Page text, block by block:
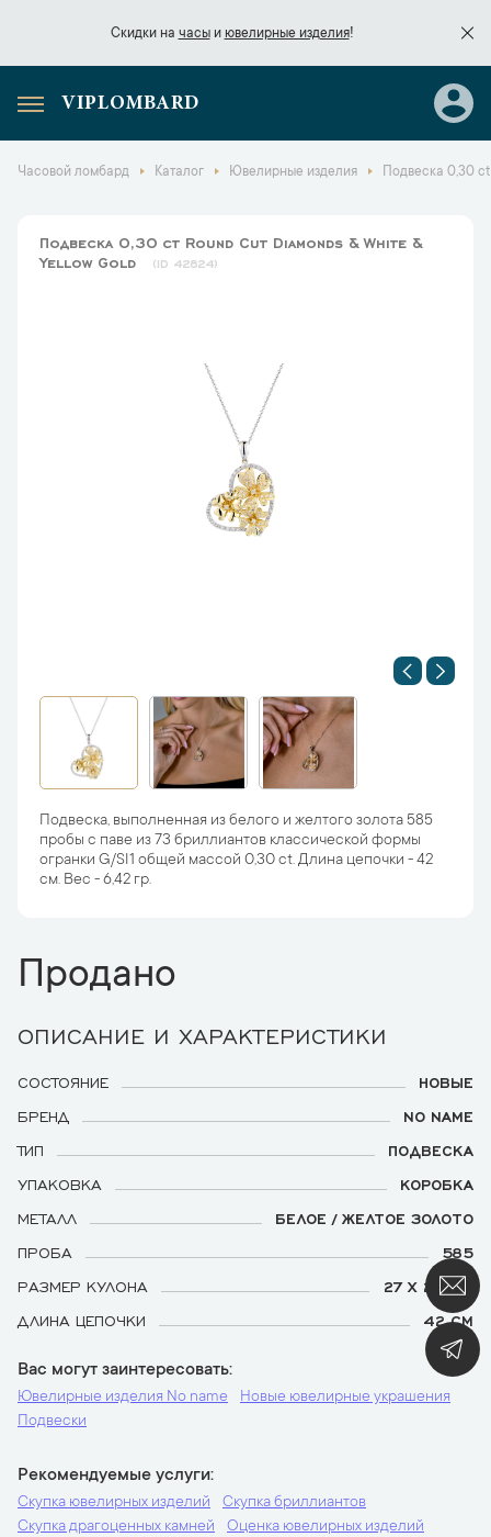
Скидки на часыи ювелирные изделия!
Скидки начасы
VIPLOMBARD
Часовой ломбард Каталог Ювелирные изделия Подвеска 0,30
Подвеска 0,30 ct Round Cut Diamonds & White &
Yellow Gold
42824
Подвеска, выполненная из белого и желтого золота 585
пробы с паве из 73 бриллиантов классической формы
огранки G/SI1 общей массой 0,30 ct. Длина цепочки - 42
см. Вес - 6,42 гр.
Продано
ОПИСАНИЕ И ХАРАКТЕРИСТИКИ
СОСТОЯНИЕ
НОВЫЕ
БРЕНД
NO NAME
ТИП
ПОДВЕСКА
УПАКОВКА
КОРОБКА
МЕТАЛЛ
БЕЛОЕ / ЖЕЛТОЕ ЗОЛОТО
ПРОБА
585
РАЗМЕР КУЛОНА
27 Х 26 ММ
ДЛИНА ЦЕПОЧКИ
42 СМ
Вас могут заинтересовать
Ювелирные изделия No name
Новые ювелирные украшения
Подвески
Рекомендуемые услуги
Скупка ювелирных изделий
Скупка бриллиантов
Скупка драгоценных камней
Оценка ювелирных изделий